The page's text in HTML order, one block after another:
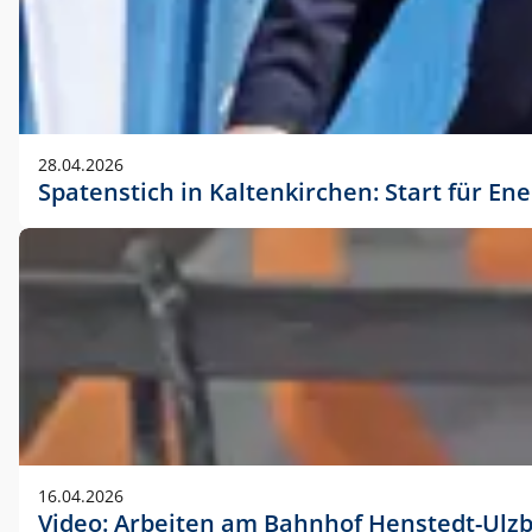
28.04.2026
Spatenstich in Kaltenkirchen: Start für
16.04.2026
Video: Arbeiten am Bahnhof Henstedt-